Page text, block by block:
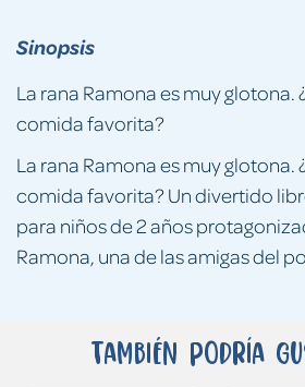
Sinopsis
La rana Ramona es muy glotona.
comida favorita?
La rana Ramona es muy glotona.
comida favorita? Un divertido
para niños de 2 años
Ramona, una de las amigas del
También podría